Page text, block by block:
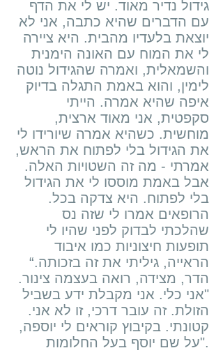
גידול נדיר מאוד. יש לי את הדף
עם הדברים שהיא כתבה, אני לא
יוצאת בלעדיו מהבית. היא ציירה
לי את המוח עם האונה הימנית
והשמאלית, ואמרה שהגידול נוטה
לימין, והוא באמת התגלה בדיוק
איפה שהיא אמרה. הייתי
סקפטית, אני מאוד ארצית,
מוחשית. כשהיא אמרה שיורידו לי
את הגידול בלי לפתוח את הראש,
אמרתי - מה זה השטויות האלה.
אבל באמת מוססו לי את הגידול
בלי לפתוח. היא צדקה בכל.
הרופאים אמרו לי שזה נס
שהלכתי לבדוק לפני שהיו לי
תופעות חיצוניות כמו איבוד
הראייה, גיליתי את זה בזכותה.“
הדר, מצידה, רואה בעצמה צינור.
"אני כלי. אני מקבלת ידע בשביל
הזולת. זה עובר דרכי, זו לא אני.
קטונתי. בקיבוץ קוראים לי יוספה,
על שם יוסף בעל החלומות".